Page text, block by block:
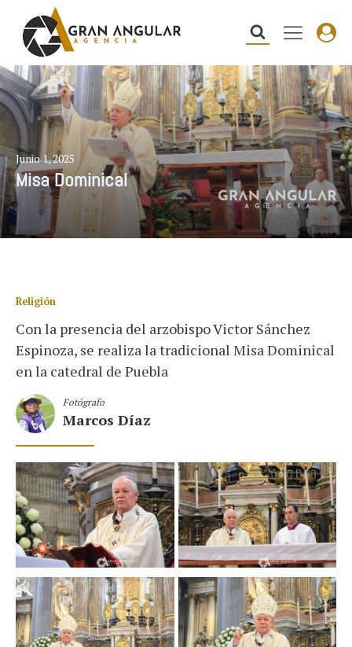
Junio 1, 2025
Misa Dominical
Religión
Con la presencia del arzobispo Victor Sánchez
Espinoza, se realiza la tradicional Misa Dominical
en la catedral de Puebla
Fotógrafo
Marcos Díaz